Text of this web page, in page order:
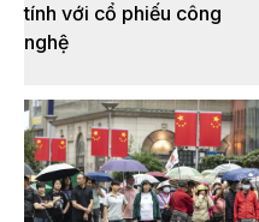
tính với cổ phiếu công
nghệ